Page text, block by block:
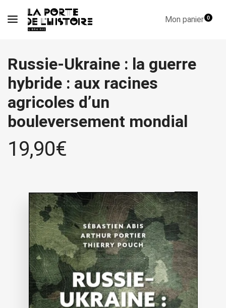
Mon panier0
Russie-Ukraine : la guerre
hybride : aux racines
agricoles d’un
bouleversement mondial
19,90€